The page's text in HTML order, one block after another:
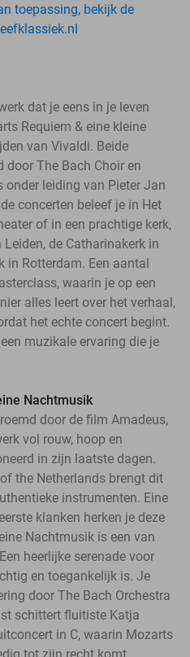
toepassing, bekijk de
dat je eens in je leven
Requiem & eine kleine
van Vivaldi. Beide
door The Bach Choir en
onder leiding van Pieter Jan
concerten beleef je in Het
of in een prachtige kerk,
de Catharinakerk in
in Rotterdam. Een aantal
waarin je op een
alles leert over het verhaal,
het echte concert begint.
muzikale ervaring die je
Nachtmusik
door de film Amadeus,
vol rouw, hoop en
in zijn laatste dagen.
the Netherlands brengt dit
instrumenten. Eine
klanken herken je deze
Nachtmusik is een van
heerlijke serenade voor
en toegankelijk is. Je
door The Bach Orchestra
schittert fluitiste Katja
in C, waarin Mozarts